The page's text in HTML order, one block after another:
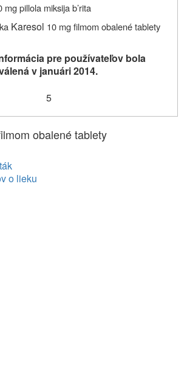
mg pillola miksija b’rita
Karesol 10 mg filmom obalené tablety
pre používateľov bola
v januári 2014.
5
obalené tablety
o lieku